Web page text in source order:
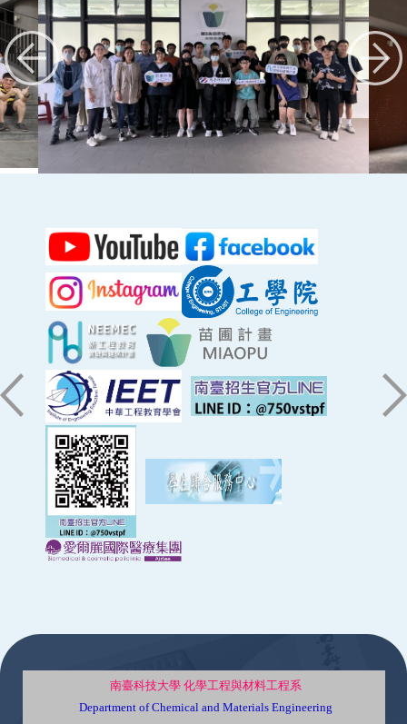
南臺科技大學 化學工程與材料工程系
Department of Chemical and Materials Engineering